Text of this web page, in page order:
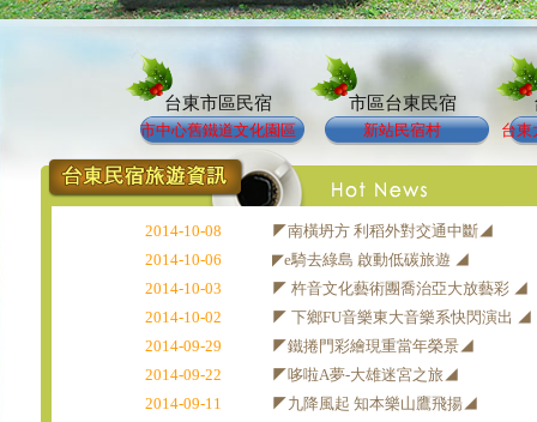
台東市區民宿
市中心舊鐵道文化園區
市區台東民宿
新站民宿村 台東
2014-10-08
◤南橫坍方 利稻外對交通中斷◢
2014-10-06
◤e騎去綠島 啟動低碳旅遊 ◢
2014-10-03
◤ 杵音文化藝術團喬治亞大放藝彩 ◢
2014-10-02
◤ 下鄉FU音樂東大音樂系快閃演出 ◢
2014-09-29
◤鐵捲門彩繪現重當年榮景◢
2014-09-22
◤哆啦A夢-大雄迷宮之旅◢
2014-09-11
◤九降風起 知本樂山鷹飛揚◢